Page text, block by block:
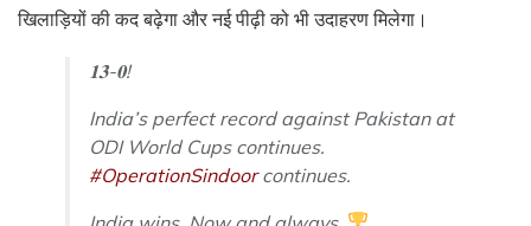
खिलाड़ियों की कद बढ़ेगा और नई पीढ़ी को भी उदाहरण मिलेगा।
𝟏𝟑-𝟎!
India’s perfect record against Pakistan at
ODI World Cups continues.
#OperationSindoorcontinues.